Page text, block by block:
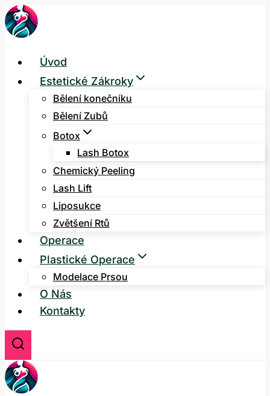
Přeskočit
na
Úvod
Estetické Zákroky
Bělení konečníku
Bělení Zubů
Botox
Lash Botox
Chemický Peeling
Lash Lift
Liposukce
Zvětšení Rtů
Operace
Plastické Operace
Modelace Prsou
O Nás
Kontakty